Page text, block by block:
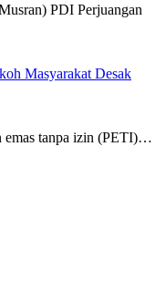
PDI Perjuangan
Masyarakat Desak
emas tanpa izin (PETI)…